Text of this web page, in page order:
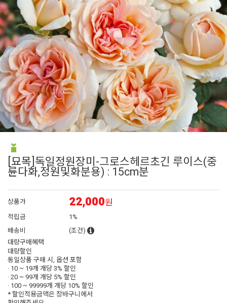
7 접시꽃
8 장미
9 딸기
10 숙근
[묘목]독일정원장미-그로스헤르초긴 루이스(중
륜다화,정원및화분용) : 15cm분
상품가 22,000원
적립금
1%
배송비
(조건)
대량구매혜택
대량할인
동일상품 구매 시, 옵션 포함
· 10 ~ 19개 개당3% 할인
· 20 ~ 99개 개당 5% 할인
· 100 ~ 99999개 개당 10% 할인
* 할인적용금액은 장바구니에서